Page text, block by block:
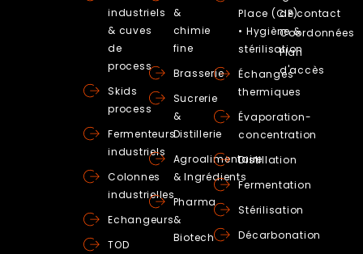
industriels
& cuves
de
process
Skids
process
Fermenteurs
industriels
Colonnes
industrielles
Echangeurs
TOD
&
chimie
fine
Brasserie
Sucrerie
&
Distillerie
Agroalimentaire
& Ingrédients
Pharma
&
Biotech
Place (CIP)
• Hygiène &
stérilisation
Échanges
thermiques
Évaporation-
concentration
Distillation
Fermentation
Stérilisation
Décarbonation
de contact
Coordonnées
Plan
d'accès